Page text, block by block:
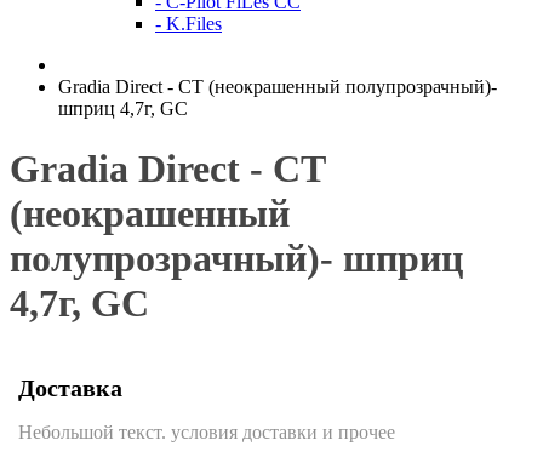
- K.Files
Gradia Direct - СТ (неокрашенный полупрозрачный)-
шприц 4,7г, GC
Gradia Direct - СТ
(неокрашенный
полупрозрачный)- шприц
4,7г, GC
Доставка
Небольшой текст. условия доставки и прочее